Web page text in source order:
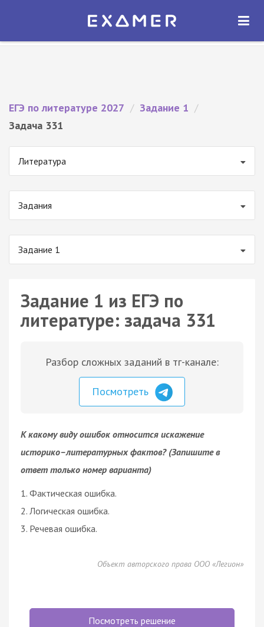
Экзамер — ЕГЭ 2027
ОТКРЫТЬ
ЕГЭ по литературе 2027 / Задание 1 /
Задача 331
Литература
Задания
Задание 1
Задание 1 из ЕГЭ по
литературе: задача 331
Разбор сложных заданий в тг-канале:
Посмотреть
К какому виду ошибок относится искажение
историко–литературных фактов? (Запишите в
ответ только номер варианта)
1. Фактическая ошибка.
2. Логическая ошибка.
3. Речевая ошибка.
Объект авторского права ООО «Легион»
Посмотреть решение